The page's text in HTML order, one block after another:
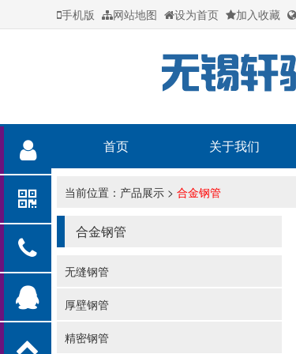
手机版 网站地图 设为首页 加入收藏
首页 关于我们
当前位置： 产品展示 > 合金钢管
合金钢管
无缝钢管
厚壁钢管
精密钢管